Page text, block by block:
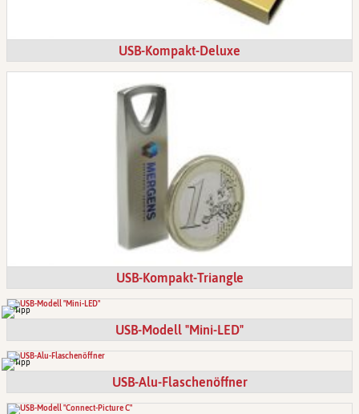
USB-Kompakt-Deluxe
USB-Kompakt-Triangle
USB-Modell "Mini-LED"
USB-Alu-Flaschenöffner